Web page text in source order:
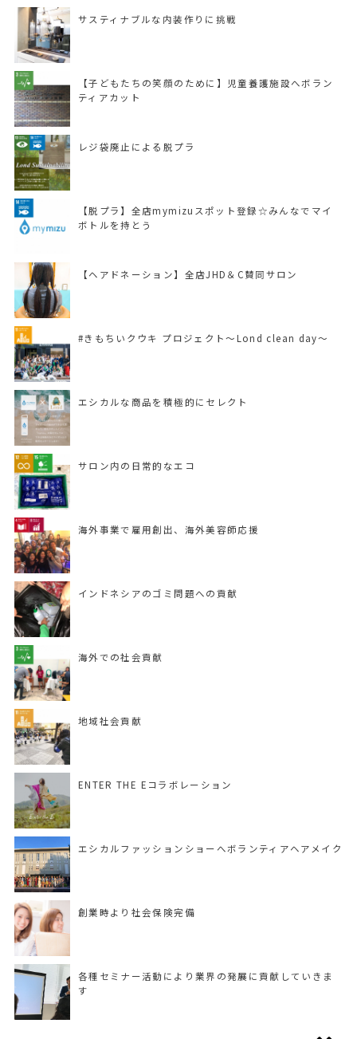
サスティナブルな内装作りに挑戦
【子どもたちの笑顔のために】児童養護施設へボラン
ティアカット
レジ袋廃止による脱プラ
【脱プラ】全店mymizuスポット登録☆みんなでマイ
ボトルを持とう
【ヘアドネーション】全店JHD＆C賛同サロン
#きもちいクウキ プロジェクト〜Lond clean day〜
エシカルな商品を積極的にセレクト
サロン内の日常的なエコ
海外事業で雇用創出、海外美容師応援
インドネシアのゴミ問題への貢献
海外での社会貢献
地域社会貢献
ENTER THE Eコラボレーション
エシカルファッションショーへボランティアヘアメイク
創業時より社会保険完備
各種セミナー活動により業界の発展に貢献していきま
す